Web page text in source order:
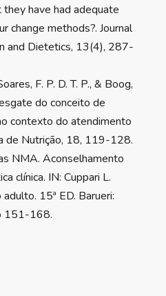
have had adequate
change methods?. Journal
and Dietetics, 13(4), 287-
F. P. D. T. P., & Boog,
do conceito de
contexto do atendimento
de Nutrição, 18, 119-128.
NMA. Aconselhamento
clínica. IN: Cuppari L.
15ª ED. Barueri:
151-168.